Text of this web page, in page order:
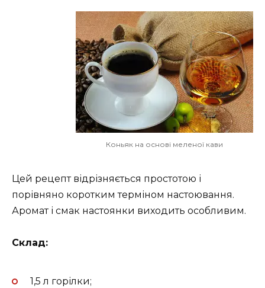
Коньяк на основі меленої кави
Цей рецепт відрізняється простотою і
порівняно коротким терміном настоювання.
Аромат і смак настоянки виходить особливим.
Склад:
1,5 л горілки;